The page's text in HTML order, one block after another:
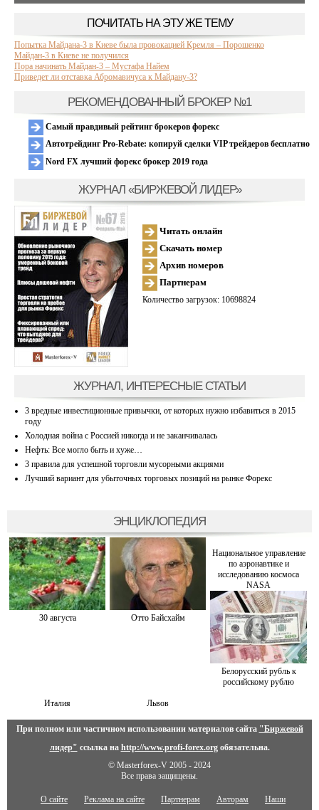
ПОЧИТАТЬ НА ЭТУ ЖЕ ТЕМУ
Попытка Майдана-3 в Киеве была провокацией Кремля – Порошенко
Майдан-3 в Киеве не получился
Пора начинать Майдан-3 – Мустафа Найем
Приведет ли отставка Абромавичуса к Майдану-3?
РЕКОМЕНДОВАННЫЙ БРОКЕР №1
Самый правдивый рейтинг брокеров форекс
Автотрейдинг Pro-Rebate: копируй сделки VIP трейдеров бесплатно
Nord FX лучший форекс брокер 2019 года
ЖУРНАЛ «БИРЖЕВОЙ ЛИДЕР»
Читать онлайн
Скачать номер
Архив номеров
Партнерам
Количество загрузок: 10698824
ЖУРНАЛ, ИНТЕРЕСНЫЕ СТАТЬИ
3 вредные инвестиционные привычки, от которых нужно избавиться в 2015
году
Холодная война с Россией никогда и не заканчивалась
Нефть: Все могло быть и хуже…
3 правила для успешной торговли мусорными акциями
Лучший вариант для убыточных торговых позиций на рынке Форекс
ЭНЦИКЛОПЕДИЯ
30 августа Отто Байсхайм
Национальное управление
по аэронавтике и
исследованию космоса
NASA
Белорусский рубль к
российскому рублю
Италия Львов
При полном или частичном использовании материалов сайта "Биржевой
лидер" ссылка на http://www.profi-forex.orgобязательна.
© Masterforex-V 2005 - 2024
Все права защищены.
О сайте Реклама на сайте Партнерам Авторам Наши